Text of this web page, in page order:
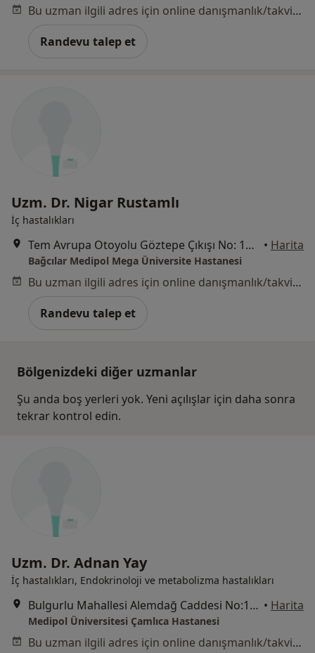
Bu uzman ilgili adres için online danışmanlık/takvim sunmuyor.
Randevu talep et
Uzm. Dr. Nigar Rustamlı
İç hastalıkları
Tem Avrupa Otoyolu Göztepe Çıkışı No: 1Bağcılar, İstanbul • Harita
Bağcılar Medipol Mega Üniversite Hastanesi
Bu uzman ilgili adres için online danışmanlık/takvim sunmuyor.
Randevu talep et
Bölgenizdeki diğer uzmanlar
Şu anda boş yerleri yok. Yeni açılışlar için daha sonra
tekrar kontrol edin.
Uzm. Dr. Adnan Yay
İç hastalıkları, Endokrinoloji ve metabolizma hastalıkları
Bulgurlu Mahallesi Alemdağ Caddesi No:100, Üsküdar • Harita
Medipol Üniversitesi Çamlıca Hastanesi
Bu uzman ilgili adres için online danışmanlık/takvim sunmuyor.